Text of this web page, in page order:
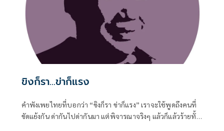
ขิงก็รา...ข่าก็แรง
คำพังเพยไทยที่บอกว่า “ขิงก็รา ข่าก็แรง” เราจะใช้พูดถึงคนที่
ขัดแย้งกัน ด่ากันไปด่ากันมา แต่พิจารณาจริงๆ แล้วก็แล้วร้ายทั้ง